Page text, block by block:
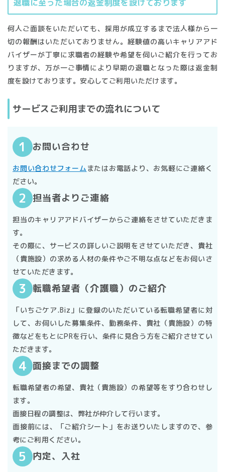
退職に至った場合の返金制度を設けております
何人ご面談をいただいても、採用が成立するまで法人様から一
切の報酬はいただいておりません。経験値の高いキャリアアド
バイザーが丁寧に求職者の経験や希望を伺いご紹介を行ってお
りますが、万が一ご事情により早期の退職となった際は返金制
度を設けております。安心してご利用いただけます。
サービスご利⽤までの流れについて
お問い合わせ
お問い合わせフォーム またはお電話より、お気軽にご連絡く
ださい。
担当者よりご連絡
担当のキャリアアドバイザーからご連絡をさせていただきま
す。
その際に、サービスの詳しいご説明をさせていただき、貴社
（貴施設）の求める人材の条件やご不明な点などをお伺いさ
せていただきます。
転職希望者（介護職）のご紹介
「いちごケア.Biz」に登録のいただいている転職希望者に対
して、お伺いした募集条件、勤務条件、貴社（貴施設）の特
徴などをもとにPRを行い、条件に見合う方をご紹介させてい
ただきます。
面接までの調整
転職希望者の希望、貴社（貴施設）の希望等をすり合わせし
ます。
面接日程の調整は、弊社が仲介して行います。
面接前には、「ご紹介シート」をお送りいたしますので、参
考にご利用ください。
内定、⼊社
本規約は、株式会社IGIe（以下「当社」という。）が企画
運営する人材紹介サイト「いちごケア.Biz」（以下、｢本
ウェブサイト｣という。）を通じて提供される一切のサー
サービスの利用
します。
※利用者：本サービスを利用する者とします。
・利用者が、本サービスまたは当社が提供するサービスを
利用する際には、本規約の内容すべてに同意したものとみ
なします。
・当社および当社のサービス利用企業は本サービスを提供
する際に、利用者に対しEメール、SMS、ダイレクトメー
ル、郵便、電話等によって連絡をすることができます。
個人情報の取扱い
本サービスにおける個人情報の取り扱いについては、「個
人情報保護方針」をご確認ください。利用者は、本サービ
スを利用する場合には、当該個人情報保護方針を承認した
ものとみなします。
アカウントの管理
・本サービス利用の際に発行されるパスワードやアカウン
トは、自己責任において保管し、本人のみ利用可能としま
す。
・アカウントの管理不十分、間違った利用、本人以外の利
用による損害責任は、利用者が負うものとし、当社は一切
の責任を負いません。
利用者の責任等
・利用者自らの意思によって本サービスを利用するものと
します。
・利用者は、本サービスを利用するにあたり自ら入力・伝
株式会社ＩＧＩｅ（以下「当社」といいます）が提供す
る、職業紹介サービス「いちごケア.Biz」（以下「本サー
ビス」といいます）をご利用になる方（以下「利用者」と
定め、全従業員に個人情報保護の重要性の認識と取組みを
1. 個人情報の取得と利用
当社、利用目的を明確にした上で個人情報を取得し、目的
の範囲内に限り、個人情報を利用いたします。事前の同意
を得ず、利用目的の範囲を超えて個人情報を利用すること
はありません。また社内の管理体制を整備し、適正に管理
いたします。
2.個人情報の管理と保護
個人情報の管理は厳重に行うこととし、利用者にご承諾い
ただいた場合を除き、第三者に対しデータを開示・提供す
ることは原則いたしません。また個人情報の漏洩、紛失、
破壊、改竄を防ぐため、安全管理措置を規定し継続的に実
施いたします。また予防のための手順を設け、万が一問題
が発生した場合については速やかに再発防止のための是正
を行います。
3.法令・規範の遵守
当社は、保有する個人情報の取扱いに関して適用される法
令、国が定める指針及びその他の規範を遵守いたします。
4.お問い合わせへの対応
当社は、利用者の個人情報に関するお問い合わせにつきま
しては、受付、対応の体制を整え、手順を作成し、迅速に
対応いたします。
5.個人情報保護管理体制および仕組みの継続的改善
当社は、個人情報保護に関する管理の体制と仕組みについ
会社名
株式会社IGIe（イチゴイチエ）
所在地
〒730-0051
連絡先
info@ichigocare-biz.com
許可
有料職業紹介事業 ３４－ユ－３００５８４